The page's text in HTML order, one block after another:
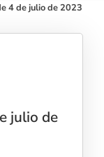
4 de julio de 2023
julio de